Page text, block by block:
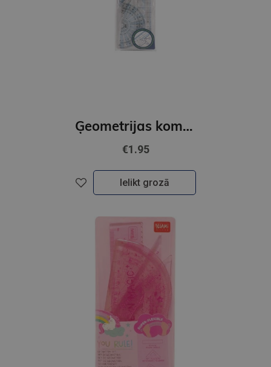
Ģeometrijas komplekts 20cm. 4 priekšmeti
€1.95
Ielikt grozā